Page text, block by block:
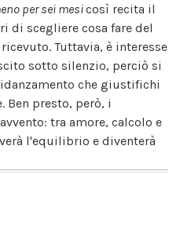
per sei mesicosì recita il
di scegliere cosa fare del
Tuttavia, è interesse
sotto silenzio, perciò si
che giustifichi
Ben presto, però, i
tra amore, calcolo e
l'equilibrio e diventerà